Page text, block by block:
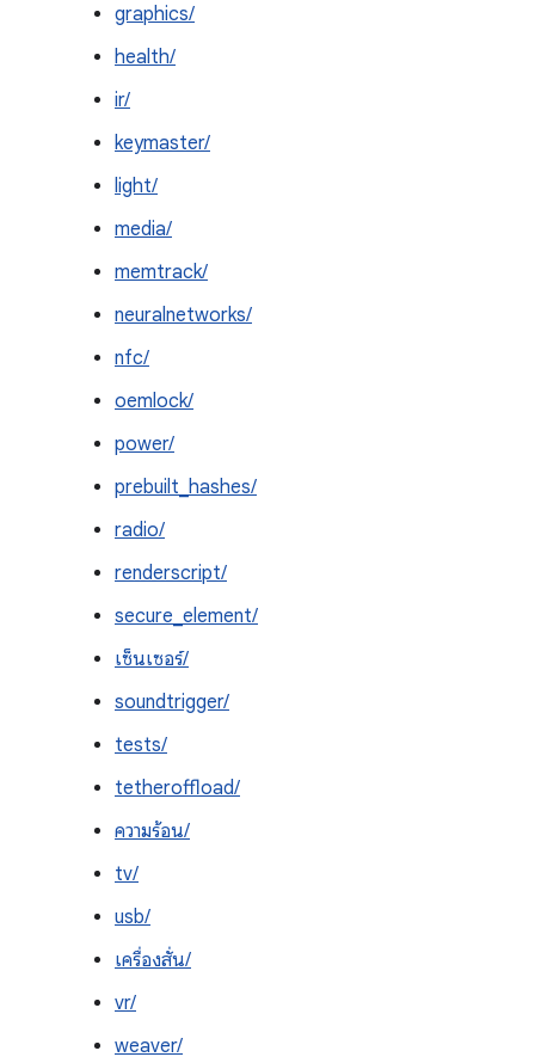
graphics/
health/
ir/
keymaster/
light/
media/
memtrack/
neuralnetworks/
nfc/
oemlock/
power/
prebuilt_hashes/
radio/
renderscript/
secure_element/
เซ็นเซอร์/
soundtrigger/
tests/
tetheroffload/
ความร้อน/
tv/
usb/
เครื่องสั่น/
vr/
weaver/